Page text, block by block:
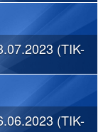
(TIK-
(TIK-